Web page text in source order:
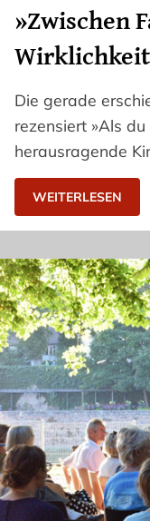
»Zwischen
Die gerade
rezensiert »Als
herausragende
WEITERLESEN